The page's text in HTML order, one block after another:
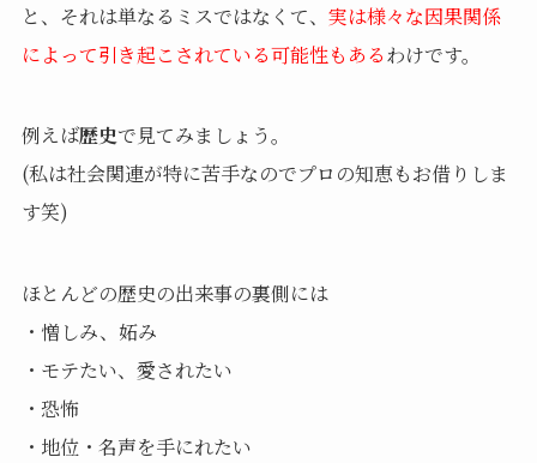
と、それは単なるミスではなくて、 実は様々な因果関係
によって引き起こされている可能性もあるわけです。
例えば歴史で見てみましょう。
(私は社会関連が特に苦手なのでプロの知恵もお借りしま
す笑)
ほとんどの歴史の出来事の裏側には
・憎しみ、妬み
・モテたい、愛されたい
・恐怖
・地位・名声を手にれたい